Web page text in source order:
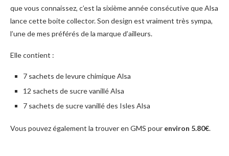
que vous connaissez, c’est la sixième année consécutive que Alsa
lance cette boite collector. Son design est vraiment très sympa,
l’une de mes préférés de la marque d’ailleurs.
Elle contient :
7 sachets de levure chimique Alsa
12 sachets de sucre vanillé Alsa
7 sachets de sucre vanillé des Isles Alsa
Vous pouvez également la trouver en GMS pour environ 5.80€.